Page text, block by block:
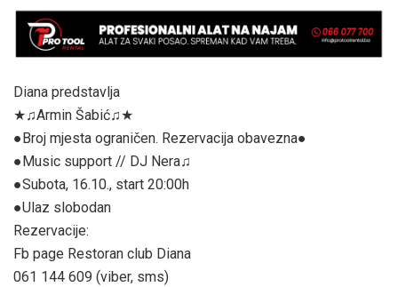
Diana predstavlja
★♫Armin Šabić♫★
●Broj mjesta ograničen. Rezervacija obavezna●
●Music support // DJ Nera♫
●Subota, 16.10., start 20:00h
●Ulaz slobodan
Rezervacije:
Fb page Restoran club Diana
061 144 609 (viber, sms)